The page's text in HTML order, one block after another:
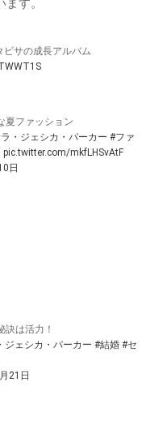
代理出産だった
ブロデリックさんの
ものでした。体のト
ためなのか理由はわ
しいということでし
ファッション
ラ・ジェシカ・パーカー #ファ
日